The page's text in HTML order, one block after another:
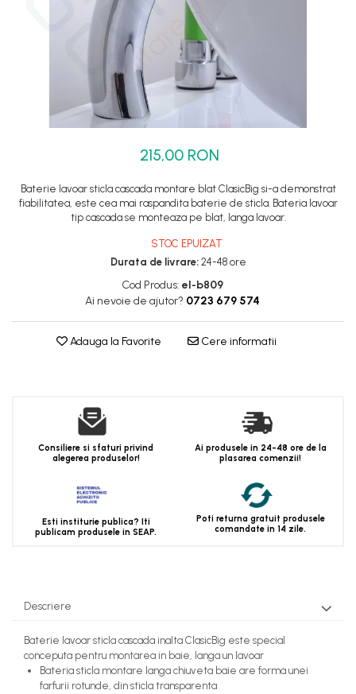
Set dus complet echipat
Suport prindere para dus
Baterii cada-Coloana dus
215,00 RON
Baterie lavoar sticla cascada montare blat ClasicBig si-a demonstrat
fiabilitatea, este cea mai raspandita baterie de sticla. Bateria lavoar
tip cascada se monteaza pe blat, langa lavoar.
STOC EPUIZAT
Durata de livrare:24-48 ore
Cod Produs: el-b809
Ai nevoie de ajutor? 0723 679 574
Adauga la Favorite Cere informatii
Consiliere si sfaturi privind
alegerea produselor!
Ai produsele in 24-48 ore de la
plasarea comenzii!
Esti institurie publica? Iti
publicam produsele in SEAP.
Poti returna gratuit produsele
comandate in 14 zile.
Descriere
Baterie lavoar sticla cascada inalta ClasicBig este special
conceputa pentru montarea in baie, langa un lavoar
Bateria sticla montare langa chiuveta baie are forma unei
farfurii rotunde, din sticla transparenta